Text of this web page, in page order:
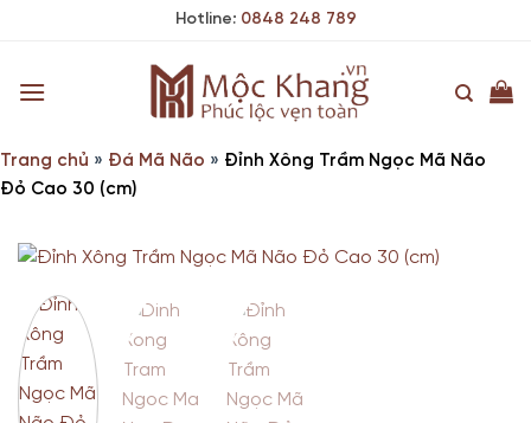
Hotline: 0848 248 789
Trang chủ » Đá Mã Não » Đỉnh Xông Trầm Ngọc Mã Não
Đỏ Cao 30 (cm)